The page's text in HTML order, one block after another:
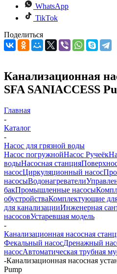
WhatsApp
TikTok
Поделиться
Канализационная
SFA SANIACCESS
Главная
-
Каталог
-
Насос для грязной воды
Насос погружнойНасос Ручеёк
водыНасосная станция
насосЦиркуляционный насос
насосыВодонагреватели
бакПромышленные насосы
обустройстваКомплектующие
для канализацииИнженерная
насосовУстаревшая модель
-
Канализационная насосная
Фекальный насосДренажный
насосАвтоматическая трубная
-Канализационная насосная
Pump